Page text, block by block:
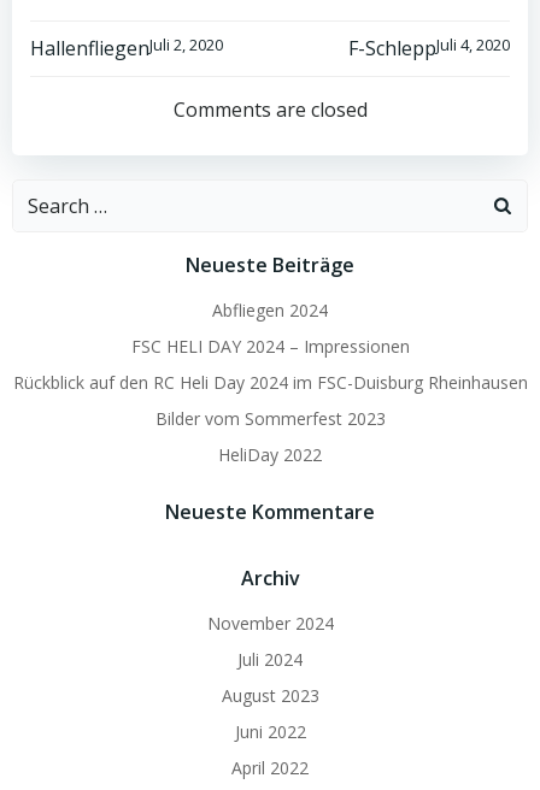
Post
navigation
HallenfliegenJuli 2, 2020
Post
navigation
F-SchleppJuli 4, 2020
Comments are closed
Search
Neueste Beiträge
Abfliegen 2024
FSC HELI DAY 2024 – Impressionen
Rückblick auf den RC Heli Day 2024 im FSC-Duisburg Rheinhausen
Bilder vom Sommerfest 2023
HeliDay 2022
Neueste Kommentare
Archiv
November 2024
Juli 2024
August 2023
Juni 2022
April 2022